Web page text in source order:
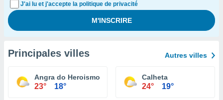
J'ai lu et j'accepte la politique de privacité
Principales villes Autres villes
Angra do Heroismo
23° 18°
Calheta
24° 19°